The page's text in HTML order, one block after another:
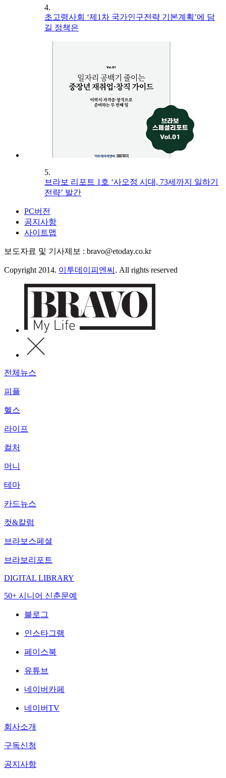
4.
초고령사회 ‘제1차 국가인구전략 기본계획’에 담
길 정책은
5.
브라보 리포트 1호 ‘사오정 시대, 73세까지 일하기
전략’ 발간
PC버전
공지사항
사이트맵
보도자료 및 기사제보 : bravo@etoday.co.kr
Copyright 2014. 이투데이피엔씨 . All rights reserved
전체뉴스
피플
헬스
라이프
컬처
머니
테마
카드뉴스
컷&칼럼
브라보스페셜
브라보리포트
DIGITAL LIBRARY
50+ 시니어 신춘문예
블로그
인스타그램
페이스북
유튜브
네이버카페
네이버TV
회사소개
구독신청
공지사항